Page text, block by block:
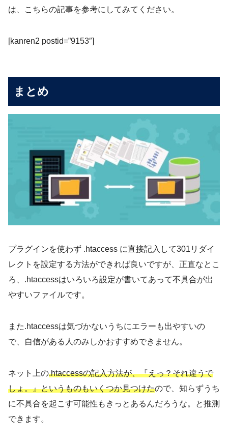
は、こちらの記事を参考にしてみてください。
[kanren2 postid=”9153″]
まとめ
プラグインを使わず .htaccess に直接記入して301リダイ
レクトを設定する方法ができれば良いですが、正直なとこ
ろ、.htaccessはいろいろ設定が書いてあって不具合が出
やすいファイルです。
また.htaccessは気づかないうちにエラーも出やすいの
で、自信がある人のみしかおすすめできません。
ネット上の.htaccessの記入方法が、『えっ？それ違うで
しょ。』というものもいくつか見つけたので、知らずうち
に不具合を起こす可能性もきっとあるんだろうな。と推測
できます。